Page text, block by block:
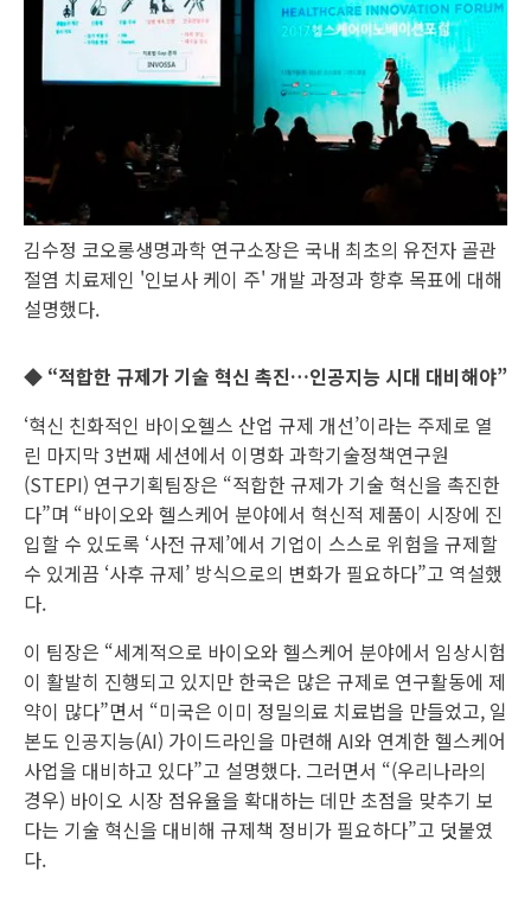
김수정 코오롱생명과학 연구소장은 국내 최초의 유전자 골관
절염 치료제인 '인보사 케이 주' 개발 과정과 향후 목표에 대해
설명했다.
◆ “적합한 규제가 기술 혁신 촉진…인공지능 시대 대비해야”
‘혁신 친화적인 바이오헬스 산업 규제 개선’이라는 주제로 열
린 마지막 3번째 세션에서 이명화 과학기술정책연구원
(STEPI) 연구기획팀장은 “적합한 규제가 기술 혁신을 촉진한
다”며 “바이오와 헬스케어 분야에서 혁신적 제품이 시장에 진
입할 수 있도록 ‘사전 규제’에서 기업이 스스로 위험을 규제할
수 있게끔 ‘사후 규제’ 방식으로의 변화가 필요하다”고 역설했
다.
이 팀장은 “세계적으로 바이오와 헬스케어 분야에서 임상시험
이 활발히 진행되고 있지만 한국은 많은 규제로 연구활동에 제
약이 많다”면서 “미국은 이미 정밀의료 치료법을 만들었고, 일
본도 인공지능(AI) 가이드라인을 마련해 AI와 연계한 헬스케어
사업을 대비하고 있다”고 설명했다. 그러면서 “(우리나라의
경우) 바이오 시장 점유율을 확대하는 데만 초점을 맞추기 보
다는 기술 혁신을 대비해 규제책 정비가 필요하다”고 덧붙였
다.